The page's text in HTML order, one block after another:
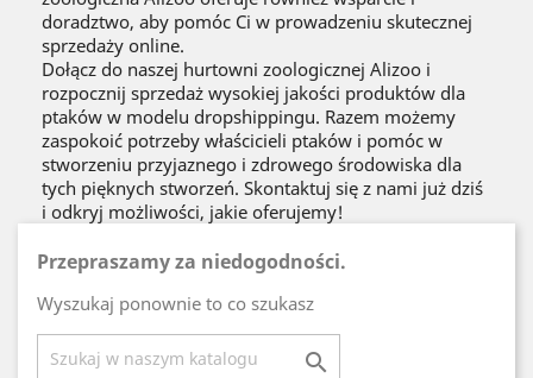
doradztwo, aby pomóc Ci w prowadzeniu skutecznej
sprzedaży online.
Dołącz do naszej hurtowni zoologicznej Alizoo i
rozpocznij sprzedaż wysokiej jakości produktów dla
ptaków w modelu dropshippingu. Razem możemy
zaspokoić potrzeby właścicieli ptaków i pomóc w
stworzeniu przyjaznego i zdrowego środowiska dla
tych pięknych stworzeń. Skontaktuj się z nami już dziś
i odkryj możliwości, jakie oferujemy!
Przepraszamy za niedogodności.
Wyszukaj ponownie to co szukasz
